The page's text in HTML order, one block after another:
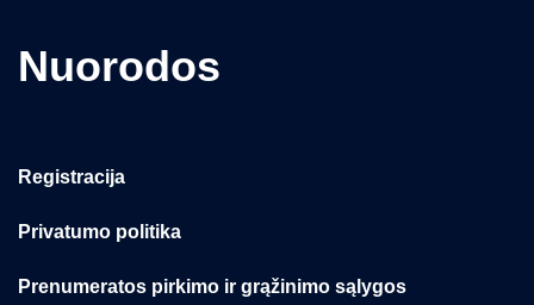
Nuorodos
Registracija
Privatumo politika
Prenumeratos pirkimo ir grąžinimo sąlygos